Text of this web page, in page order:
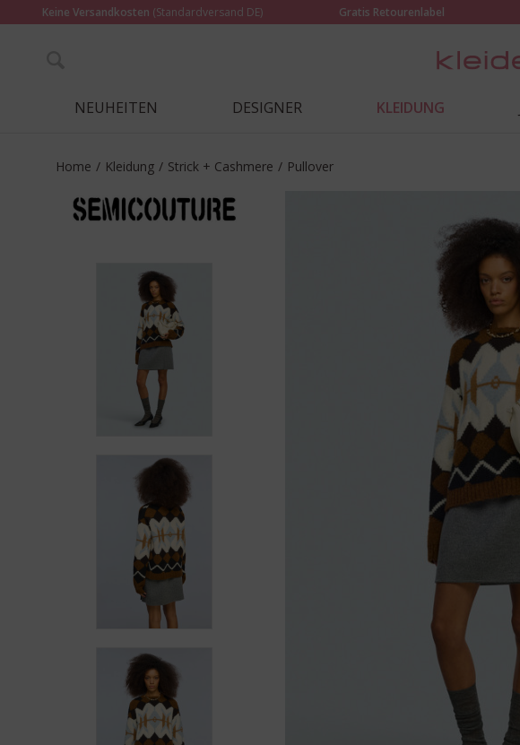
Keine Versandkosten (Standardversand DE) Gratis Retourenlabel
NEUHEITEN DESIGNER KLEIDUNG
Home / Kleidung / Strick + Cashmere / Pullover